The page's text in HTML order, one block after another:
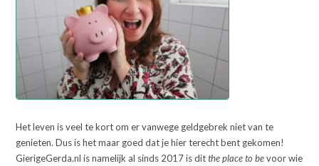
Het leven is veel te kort om er vanwege geldgebrek niet van te
genieten. Dus is het maar goed dat je hier terecht bent gekomen!
GierigeGerda.nl is namelijk al sinds 2017 is ditthe place to bevoor wie